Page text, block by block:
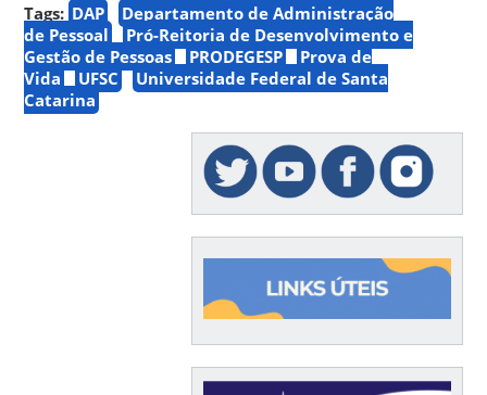
Tags: DAP
Departamento de Administração
de Pessoal
Pró-Reitoria de Desenvolvimento e
Gestão de Pessoas
PRODEGESP
Prova de
Vida
UFSC
Universidade Federal de Santa
Catarina